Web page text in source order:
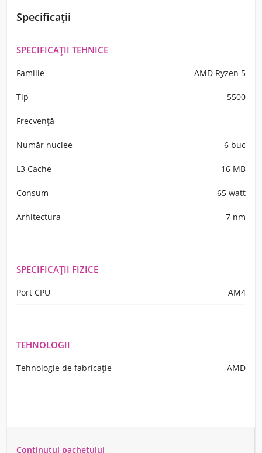
Specificații
SPECIFICAȚII TEHNICE
Familie AMD Ryzen 5
Tip 5500
Frecvență -
Număr nuclee 6 buc
L3 Cache 16 MB
Consum 65 watt
Arhitectura 7 nm
SPECIFICAȚII FIZICE
Port CPU AM4
TEHNOLOGII
Tehnologie de fabricație AMD
Conținutul pachetului